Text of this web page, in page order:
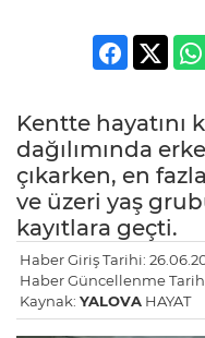
Kentte hayatını
dağılımında
çıkarken, en
ve üzeri yaş
kayıtlara geçti.
Haber Giriş Tarihi:
Haber Güncellenme
Kaynak: YALOVA HAYAT